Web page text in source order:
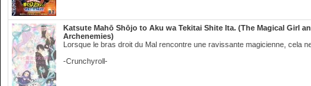
Katsute Mahō Shōjo to Aku wa Tekitai Shite Ita. (The Magical Girl
Archenemies)
Lorsque le bras droit du Mal rencontre une ravissante magicienne, cela
-Crunchyroll-